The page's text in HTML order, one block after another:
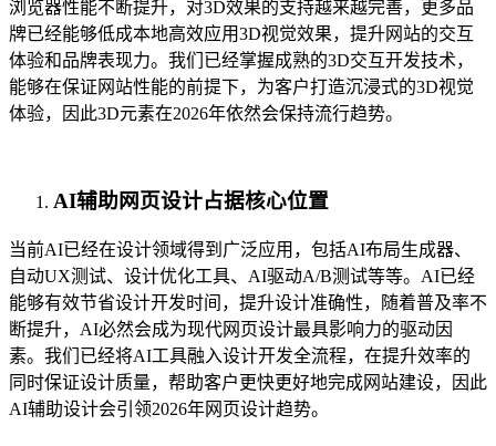
浏览器性能不断提升，对3D效果的支持越来越完善，更多品
牌已经能够低成本地高效应用3D视觉效果，提升网站的交互
体验和品牌表现力。我们已经掌握成熟的3D交互开发技术，
能够在保证网站性能的前提下，为客户打造沉浸式的3D视觉
体验，因此3D元素在2026年依然会保持流行趋势。
AI辅助网页设计占据核心位置
当前AI已经在设计领域得到广泛应用，包括AI布局生成器、
自动UX测试、设计优化工具、AI驱动A/B测试等等。AI已经
能够有效节省设计开发时间，提升设计准确性，随着普及率不
断提升，AI必然会成为现代网页设计最具影响力的驱动因
素。我们已经将AI工具融入设计开发全流程，在提升效率的
同时保证设计质量，帮助客户更快更好地完成网站建设，因此
AI辅助设计会引领2026年网页设计趋势。